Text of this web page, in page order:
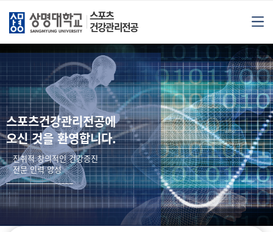
스포츠
건강관리전공
스포츠건강관리전공에
오신 것을 환영합니다.
진취적 창의적인 건강증진
전문 인력 양성